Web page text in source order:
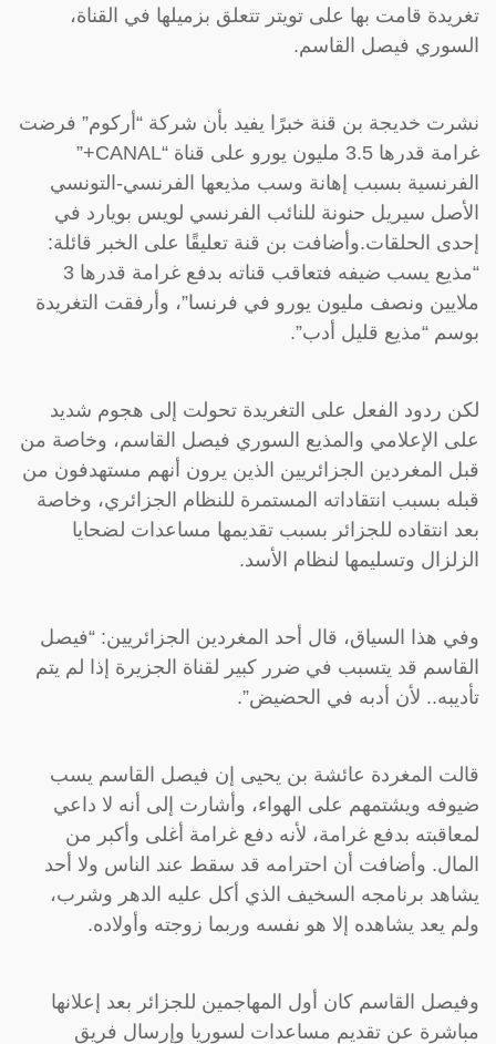
تغريدة قامت بها على تويتر تتعلق بزميلها في القناة،
السوري فيصل القاسم.
نشرت خديجة بن قنة خبرًا يفيد بأن شركة “أركوم” فرضت
غرامة قدرها 3.5 مليون يورو على قناة “CANAL+”
الفرنسية بسبب إهانة وسب مذيعها الفرنسي-التونسي
الأصل سيريل حنونة للنائب الفرنسي لويس بويارد في
إحدى الحلقات.وأضافت بن قنة تعليقًا على الخبر قائلة:
“مذيع يسب ضيفه فتعاقب قناته بدفع غرامة قدرها 3
ملايين ونصف مليون يورو في فرنسا”، وأرفقت التغريدة
بوسم “مذيع قليل أدب”.
لكن ردود الفعل على التغريدة تحولت إلى هجوم شديد
على الإعلامي والمذيع السوري فيصل القاسم، وخاصة من
قبل المغردين الجزائريين الذين يرون أنهم مستهدفون من
قبله بسبب انتقاداته المستمرة للنظام الجزائري، وخاصة
بعد انتقاده للجزائر بسبب تقديمها مساعدات لضحايا
الزلزال وتسليمها لنظام الأسد.
وفي هذا السياق، قال أحد المغردين الجزائريين: “فيصل
القاسم قد يتسبب في ضرر كبير لقناة الجزيرة إذا لم يتم
تأديبه.. لأن أدبه في الحضيض”.
قالت المغردة عائشة بن يحيى إن فيصل القاسم يسب
ضيوفه ويشتمهم على الهواء، وأشارت إلى أنه لا داعي
لمعاقبته بدفع غرامة، لأنه دفع غرامة أغلى وأكبر من
المال. وأضافت أن احترامه قد سقط عند الناس ولا أحد
يشاهد برنامجه السخيف الذي أكل عليه الدهر وشرب،
ولم يعد يشاهده إلا هو نفسه وربما زوجته وأولاده.
وفيصل القاسم كان أول المهاجمين للجزائر بعد إعلانها
مباشرة عن تقديم مساعدات لسوريا وإرسال فريق